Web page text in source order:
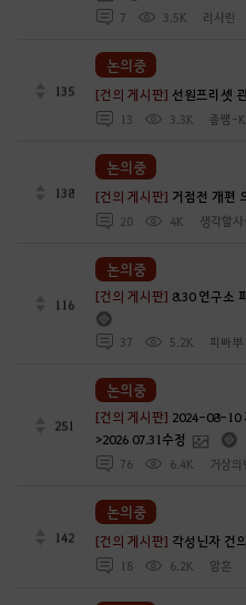
7 3.5K 리사린
135 [건의 게시판]선원프리셋
13 3.3K 좀썜-
논의중
138 [건의 게시판] 거점전 개편
20 4K 생각할
논의중
116 [건의 게시판] 8.30 연구소
37 5.2K 피빠뿌
논의중
251
[건의 게시판] 2024-08-10
>2026 07.31수정
76 6.4K 거상의
논의중
142 [건의 게시판] 각성닌자 건
18 6.2K 암흔
논의중